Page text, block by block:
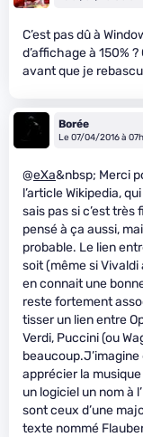
C’est pas dû à
d’affichage à 150%
avant que je
Borée
Le 07/04/2016 à
@eXa&nbsp; Merci
l’article Wikipedia,
sais pas si c’est très
pensé à ça aussi,
probable. Le lien
soit (même si Vivaldi
en connait une
reste fortement
tisser un lien entre
Verdi, Puccini (ou
apprécier la
un logiciel un nom à
sont ceux d’une
texte nommé